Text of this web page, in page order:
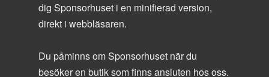
dig Sponsorhuset i en minifierad version,
direkt i webbläsaren.
Du påminns om Sponsorhuset när du
besöker en butik som finns ansluten hos oss.